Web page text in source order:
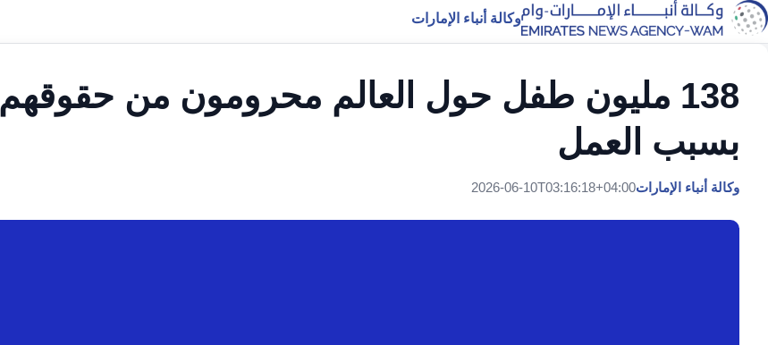
وكالة أنباء الإمارات
138 مليون طفل حول العالم محرومون من حقوقهم
بسبب العمل
وكالة أنباء الإمارات2026-06-10T03:16:18+04:00